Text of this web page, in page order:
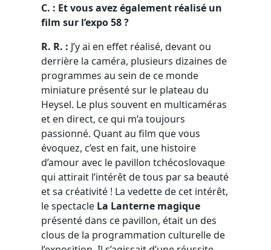
C. : Et vous avez également réalisé un
film sur l’expo 58 ?
R. R. : J’y ai en effet réalisé, devant ou
derrière la caméra, plusieurs dizaines de
programmes au sein de ce monde
miniature présenté sur le plateau du
Heysel. Le plus souvent en multicaméras
et en direct, ce qui m’a toujours
passionné. Quant au film que vous
évoquez, c’est en fait, une histoire
d’amour avec le pavillon tchécoslovaque
qui attirait l’intérêt de tous par sa beauté
et sa créativité ! La vedette de cet intérêt,
le spectacle La Lanterne magique
présenté dans ce pavillon, était un des
clous de la programmation culturelle de